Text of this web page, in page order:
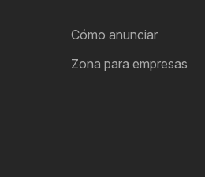
Cómo anunciar
Zona para empresas